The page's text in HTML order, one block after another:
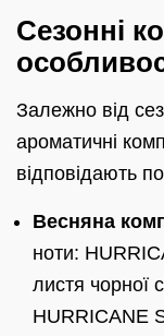
Сезонні
Залежно від
ароматичні
відповідають
Весняна
ноти:
листя чорної
HURRICANE